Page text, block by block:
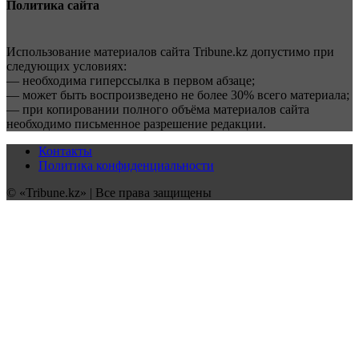
Политика сайта
Использование материалов сайта Tribune.kz допустимо при
следующих условиях:
— необходима гиперссылка в первом абзаце;
— может быть воспроизведено не более 30% всего материала;
— при копировании полного объёма материалов сайта
необходимо письменное разрешение редакции.
Контакты
Политика конфиденциальности
© «Tribune.kz» | Все права защищены